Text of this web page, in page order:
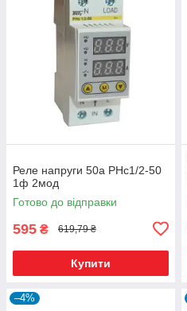
Реле напруги 50а РНс1/2-50
1ф 2мод
Готово до відправки
595 ₴ 619,79 ₴
Купити
–4%